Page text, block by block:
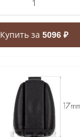
Купить за 5096 ₽